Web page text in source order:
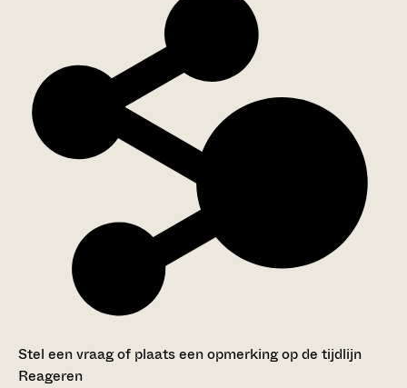
Stel een vraag of plaats een opmerking op de tijdlijn
Reageren